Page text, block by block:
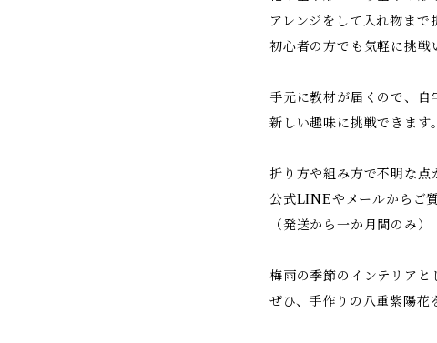
アレンジをして入れ物まで
初心者の方でも気軽に挑戦
手元に教材が届くので、
新しい趣味に挑戦できます
折り方や組み方で不明な点
公式LINEやメールからご
（発送から一か月間のみ）
梅雨の季節のインテリアと
ぜひ、手作りの八重紫陽花